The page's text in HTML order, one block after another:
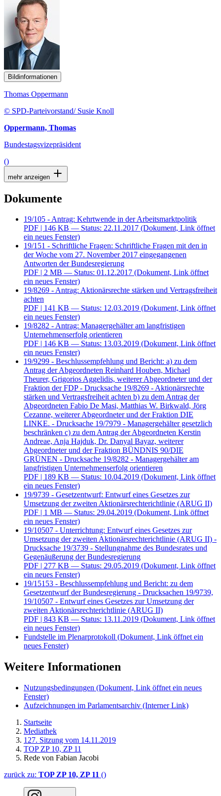
Bildinformationen
Thomas Oppermann
© SPD-Parteivorstand/ Susie Knoll
Oppermann, Thomas
Bundestagsvizepräsident
()
mehr anzeigen
Dokumente
19/105 - Antrag: Kehrtwende in der Arbeitsmarktpolitik
PDF | 146 KB — Status: 22.11.2017 (Dokument, Link öffnet
ein neues Fenster)
19/151 - Schriftliche Fragen: Schriftliche Fragen mit den in
der Woche vom 27. November 2017 eingegangenen
Antworten der Bundesregierung
PDF | 2 MB — Status: 01.12.2017 (Dokument, Link öffnet
ein neues Fenster)
19/8269 - Antrag: Aktionärsrechte stärken und Vertragsfreiheit
achten
PDF | 141 KB — Status: 12.03.2019 (Dokument, Link öffnet
ein neues Fenster)
19/8282 - Antrag: Managergehälter am langfristigen
Unternehmenserfolg orientieren
PDF | 146 KB — Status: 13.03.2019 (Dokument, Link öffnet
ein neues Fenster)
19/9299 - Beschlussempfehlung und Bericht: a) zu dem
Antrag der Abgeordneten Reinhard Houben, Michael
Theurer, Grigorios Aggelidis, weiterer Abgeordneter und der
Fraktion der FDP - Drucksache 19/8269 - Aktionärsrechte
stärken und Vertragsfreiheit achten b) zu dem Antrag der
Abgeordneten Fabio De Masi, Matthias W. Birkwald, Jörg
Cezanne, weiterer Abgeordneter und der Fraktion DIE
LINKE. - Drucksache 19/7979 - Managergehälter gesetzlich
beschränken c) zu dem Antrag der Abgeordneten Kerstin
Andreae, Anja Hajduk, Dr. Danyal Bayaz, weiterer
Abgeordneter und der Fraktion BÜNDNIS 90/DIE
GRÜNEN - Drucksache 19/8282 - Managergehälter am
langfristigen Unternehmenserfolg orientieren
PDF | 189 KB — Status: 10.04.2019 (Dokument, Link öffnet
ein neues Fenster)
19/9739 - Gesetzentwurf: Entwurf eines Gesetzes zur
Umsetzung der zweiten Aktionärsrechterichtlinie (ARUG II)
PDF | 1 MB — Status: 29.04.2019 (Dokument, Link öffnet
ein neues Fenster)
19/10507 - Unterrichtung: Entwurf eines Gesetzes zur
Umsetzung der zweiten Aktionärsrechterichtlinie (ARUG II) -
Drucksache 19/3739 - Stellungnahme des Bundesrates und
Gegenäußerung der Bundesregierung
PDF | 277 KB — Status: 29.05.2019 (Dokument, Link öffnet
ein neues Fenster)
19/15153 - Beschlussempfehlung und Bericht: zu dem
Gesetzentwurf der Bundesregierung - Drucksachen 19/9739,
19/10507 - Entwurf eines Gesetzes zur Umsetzung der
zweiten Aktionärsrechterichtlinie (ARUG II)
PDF | 843 KB — Status: 13.11.2019 (Dokument, Link öffnet
ein neues Fenster)
Fundstelle im Plenarprotokoll (Dokument, Link öffnet ein
neues Fenster)
Weitere Informationen
Nutzungsbedingungen (Dokument, Link öffnet ein neues
Fenster)
Aufzeichnungen im Parlamentsarchiv (Interner Link)
Startseite
Mediathek
127. Sitzung vom 14.11.2019
TOP ZP 10, ZP 11
Rede von Fabian Jacobi
zurück zu: TOP ZP 10, ZP 11 ()